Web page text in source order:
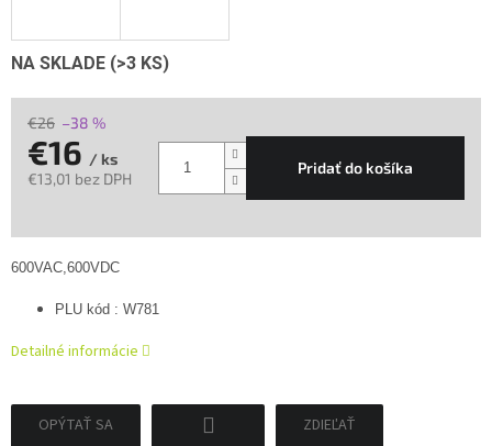
NA SKLADE (>3 KS)
€26 –38 %
€16 / ks
€13,01 bez DPH
Pridať do košíka
600VAC,600VDC
PLU kód : W781
Detailné informácie
OPÝTAŤ SA
ZDIEĽAŤ